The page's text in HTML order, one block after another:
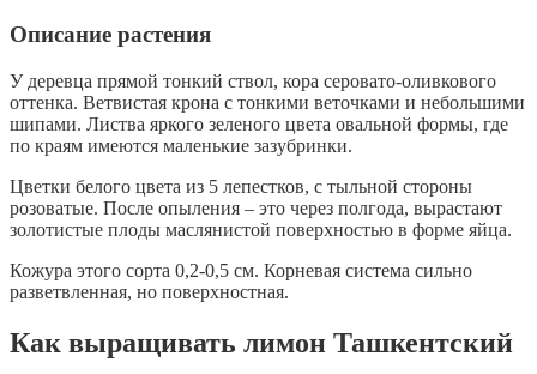
Описание растения
У деревца прямой тонкий ствол, кора серовато-оливкового
оттенка. Ветвистая крона с тонкими веточками и небольшими
шипами. Листва яркого зеленого цвета овальной формы, где
по краям имеются маленькие зазубринки.
Цветки белого цвета из 5 лепестков, с тыльной стороны
розоватые. После опыления – это через полгода, вырастают
золотистые плоды маслянистой поверхностью в форме яйца.
Кожура этого сорта 0,2-0,5 см. Корневая система сильно
разветвленная, но поверхностная.
Как выращивать лимон Ташкентский